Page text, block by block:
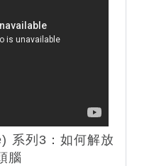
系列3：如何解放
腦